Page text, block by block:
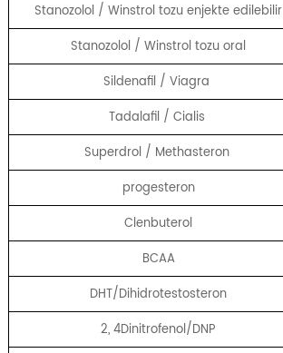
Stanozolol / Winstrol tozu enjekte edilebilir
Stanozolol / Winstrol tozu oral
Sildenafil / Viagra
Tadalafil / Cialis
Superdrol / Methasteron
progesteron
Clenbuterol
BCAA
DHT/Dihidrotestosteron
2, 4Dinitrofenol/DNP